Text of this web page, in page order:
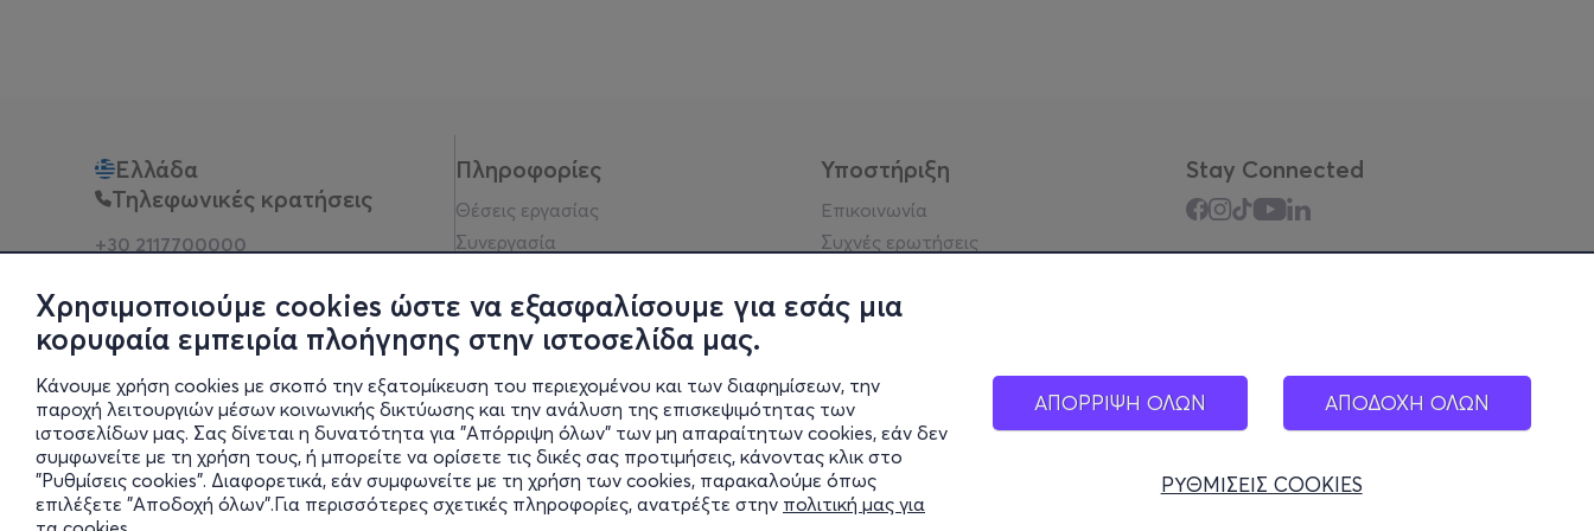
Χρησιμοποιούμε cookies ώστε να εξασφαλίσουμε για εσάς μια
κορυφαία εμπειρία πλοήγησης στην ιστοσελίδα μας.
Κάνουμε χρήση cookies με σκοπό την εξατομίκευση του περιεχομένου και των διαφημίσεων, την
παροχή λειτουργιών μέσων κοινωνικής δικτύωσης και την ανάλυση της επισκεψιμότητας των
ιστοσελίδων μας. Σας δίνεται η δυνατότητα για "Απόρριψη όλων" των μη απαραίτητων cookies, εάν δεν
συμφωνείτε με τη χρήση τους, ή μπορείτε να ορίσετε τις δικές σας προτιμήσεις, κάνοντας κλικ στο
"Ρυθμίσεις cookies". Διαφορετικά, εάν συμφωνείτε με τη χρήση των cookies, παρακαλούμε όπως
επιλέξετε "Αποδοχή όλων".Για περισσότερες σχετικές πληροφορίες, ανατρέξτε στην πολιτική μας για
ΑΠΟΡΡΙΨΗ ΟΛΩΝ ΑΠΟΔΟΧΗ ΟΛΩΝ
ΡΥΘΜΙΣΕΙΣ COOKIES
Ελλάδα
Τηλεφωνικές κρατήσεις
+30 2117700000
Φυσικά σημεία
Πληροφορίες
Θέσεις εργασίας
Συνεργασία
Πολιτική απορρήτου
Νομική σημείωση
Blog
Οικονομικά στοιχεία
Πολιτικές Εταιρείας
Έκθεση Διαφάνειας
Υποστήριξη
Επικοινωνία
Συχνές ερωτήσεις
Υπηρεσίες
Σύνδεση reseller
Stay Connected